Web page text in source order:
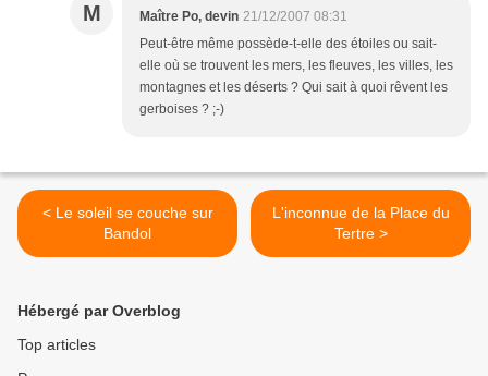
M Maître Po, devin 21/12/2007 08:31
Peut-être même possède-t-elle des étoiles ou sait-
elle où se trouvent les mers, les fleuves, les villes, les
montagnes et les déserts ? Qui sait à quoi rêvent les
gerboises ? ;-)
< Le soleil se couche sur
Bandol
L'inconnue de la Place du
Tertre >
Hébergé par Overblog
Top articles